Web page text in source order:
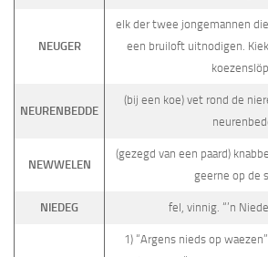
NEUGER
elk der twee jongemannen
een bruiloft uitnodigen.
NEURENBEDDE
(bij een koe) vet rond de
NEWWELEN
(gezegd van een paard)
geerne op de
NIEDEG fel, vinnig. “’n
1) “Argens nieds op